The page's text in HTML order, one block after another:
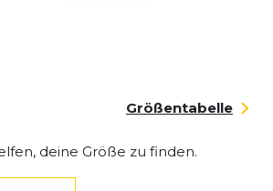
Größentabelle
deine Größe zu finden.